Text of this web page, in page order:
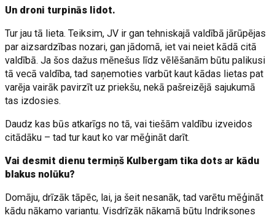
Un droni turpinās lidot.
Tur jau tā lieta. Teiksim, JV ir gan tehniskajā valdībā jārūpējas
par aizsardzības nozari, gan jādomā, iet vai neiet kādā citā
valdībā. Ja šos dažus mēnešus līdz vēlēšanām būtu palikusi
tā vecā valdība, tad saņemoties varbūt kaut kādas lietas pat
varēja vairāk pavirzīt uz priekšu, nekā pašreizējā sajukumā
tas izdosies.
Daudz kas būs atkarīgs no tā, vai tiešām valdību izveidos
citādāku – tad tur kaut ko var mēģināt darīt.
Vai desmit dienu termiņš Kulbergam tika dots ar kādu
blakus nolūku?
Domāju, drīzāk tāpēc, lai, ja šeit nesanāk, tad varētu mēģināt
kādu nākamo variantu. Visdrīzāk nākamā būtu Indriksones